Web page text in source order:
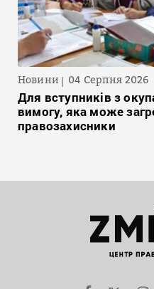
Новини 04 Серпня 2026
Для вступників з
вимогу, яка може
правозахисники